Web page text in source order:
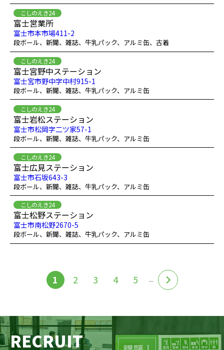
こしのえき24
富士営業所
富士市本市場411-2
段ボール、新聞、雑誌、牛乳パック、アルミ缶、古着
こしのえき24
富士宮野中ステーション
富士宮市野中字中村915-1
段ボール、新聞、雑誌、牛乳パック、アルミ缶
こしのえき24
富士岩松ステーション
富士市松岡字二ツ家57-1
段ボール、新聞、雑誌、牛乳パック、アルミ缶
こしのえき24
富士広見ステーション
富士市石坂643-3
段ボール、新聞、雑誌、牛乳パック、アルミ缶
こしのえき24
富士松野ステーション
富士市南松野2670-5
段ボール、新聞、雑誌、牛乳パック、アルミ缶
1 2 3 4 5 ...
RECRUIT